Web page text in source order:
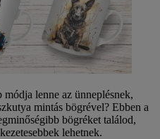
lenne az ünneplésnek,
mintás bögrével? Ebben a
bögréket találod,
lehetnek.